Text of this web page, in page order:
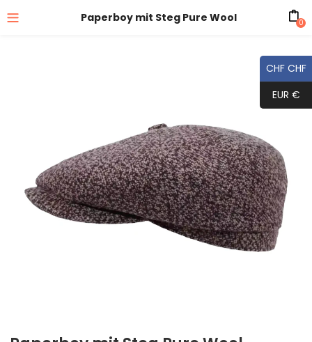
Paperboy mit Steg Pure Wool 0
CHF CHF
EUR €